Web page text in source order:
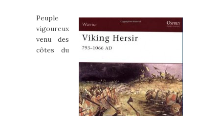
Peuple
vigoureux
venu des
côtes du